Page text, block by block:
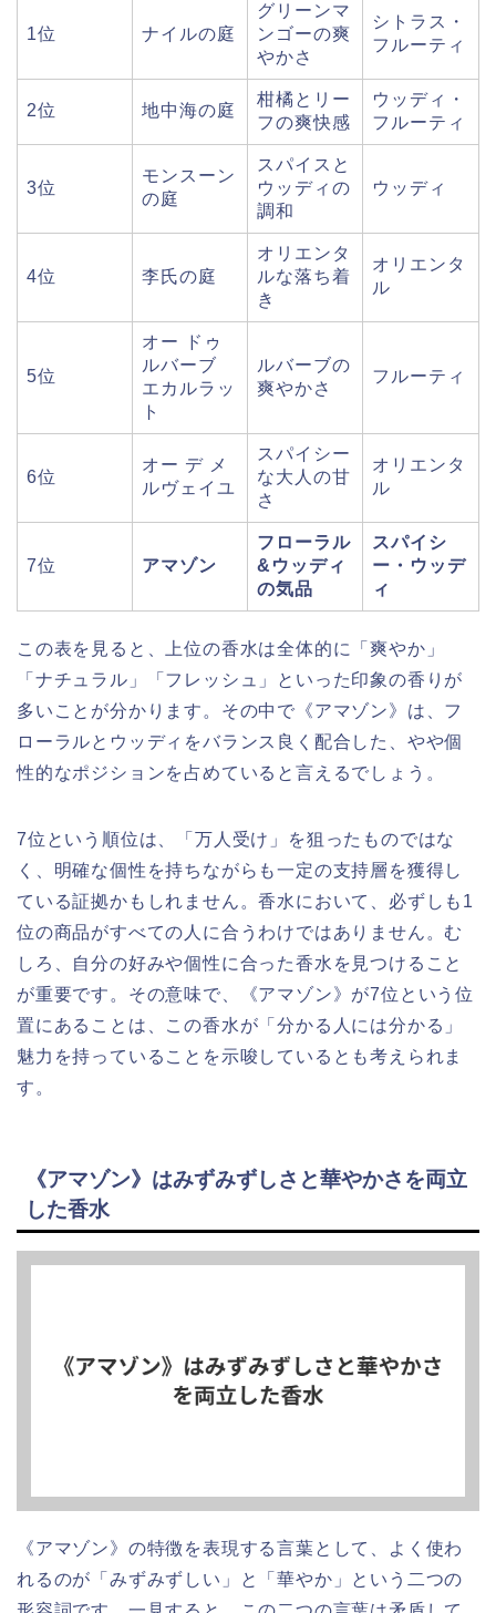
1位 ナイルの庭
グリーンマ
ンゴーの爽
やかさ
シトラス・
フルーティ
2位 地中海の庭
柑橘とリー
フの爽快感
ウッディ・
フルーティ
3位
モンスーン
の庭
スパイスと
ウッディの
調和
ウッディ
4位 李氏の庭
オリエンタ
ルな落ち着
き
オリエンタ
ル
5位
オー ドゥ
ルバーブ
エカルラッ
ト
ルバーブの
爽やかさ
フルーティ
6位
オー デ メ
ルヴェイユ
スパイシー
な大人の甘
さ
オリエンタ
ル
7位 アマゾン
フローラル
&ウッディ
の気品
スパイシ
ー・ウッデ
ィ
この表を見ると、上位の香水は全体的に「爽やか」
「ナチュラル」「フレッシュ」といった印象の香りが
多いことが分かります。その中で《アマゾン》は、フ
ローラルとウッディをバランス良く配合した、やや個
性的なポジションを占めていると言えるでしょう。
7位という順位は、「万人受け」を狙ったものではな
く、明確な個性を持ちながらも一定の支持層を獲得し
ている証拠かもしれません。香水において、必ずしも1
位の商品がすべての人に合うわけではありません。む
しろ、自分の好みや個性に合った香水を見つけること
が重要です。その意味で、《アマゾン》が7位という位
置にあることは、この香水が「分かる人には分かる」
魅力を持っていることを示唆しているとも考えられま
す。
《アマゾン》はみずみずしさと華やかさを両立
した香水
《アマゾン》の特徴を表現する言葉として、よく使わ
れるのが「みずみずしい」と「華やか」という二つの